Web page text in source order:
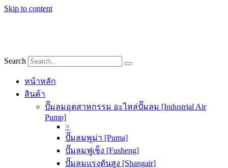
Skip to content
Search
หน้าหลัก
สินค้า
ปั๊มลมอุตสาหกรรม อะไหล่ปั๊มลม [Industrial Air
Pump]
>
ปั๊มลมพูม่า [Puma]
ปั๊มลมฟูเช็ง [Fusheng]
ปั๊มลมแรงดันสูง [Shangair]